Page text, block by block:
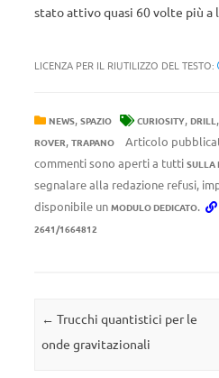
stato attivo quasi 60 volte più
LICENZA PER IL RIUTILIZZO DEL TESTO:
NEWS, SPAZIO CURIOSITY, DRILL,
ROVER, TRAPANO Articolo
commenti sono aperti a tutti SULLA
segnalare alla redazione refusi,
disponibile un MODULO DEDICATO.
2641/1664812
Navigazione articolo
← Trucchi quantistici per le
onde gravitazionali